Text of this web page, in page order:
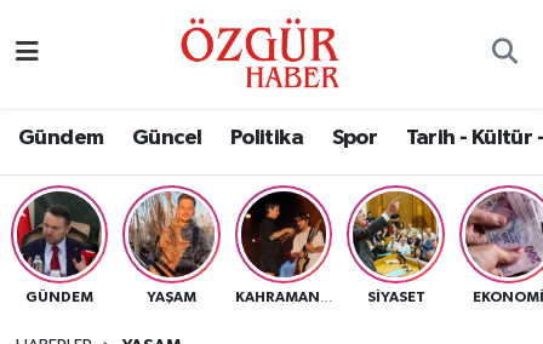
Gündem Güncel Politika Spor Tarih - Kültür
GÜNDEM YAŞAM SIYASET EKONOMI
Eğitim
Ekonomi
Güncel
Nöbetçi Eczaneler
Namaz Vakitleri
Trafik Durumu
Süper Lig Puan Durumu ve Fikstür